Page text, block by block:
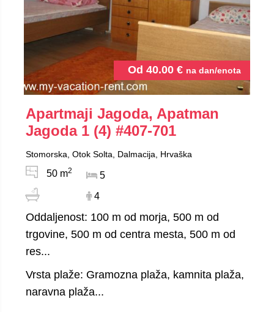
Od 40.00 € na dan/enota
Apartmaji Jagoda, Apatman
Jagoda 1 (4) #407-701
Stomorska, Otok Solta, Dalmacija, Hrvaška
50 m2
5
4
Oddaljenost: 100 m od morja, 500 m od
trgovine, 500 m od centra mesta, 500 m od
res...
Vrsta plaže: Gramozna plaža, kamnita plaža,
naravna plaža...